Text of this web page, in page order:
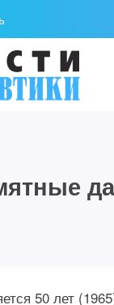
50 лет